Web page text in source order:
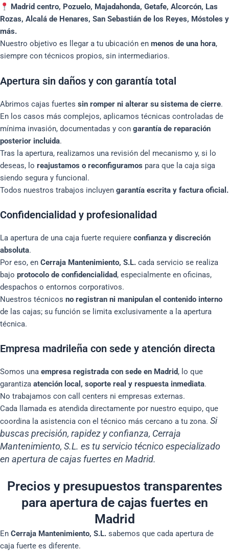
Madrid centro, Pozuelo, Majadahonda, Getafe, Alcorcón, Las
Rozas, Alcalá de Henares, San Sebastián de los Reyes, Móstoles y
más.
Nuestro objetivo es llegar a tu ubicación en menos de una hora,
siempre con técnicos propios, sin intermediarios.
Apertura sin daños y con garantía total
Abrimos cajas fuertes sin romper ni alterar su sistema de cierre.
En los casos más complejos, aplicamos técnicas controladas de
mínima invasión, documentadas y con garantía de reparación
posterior incluida.
Tras la apertura, realizamos una revisión del mecanismo y, si lo
deseas, lo reajustamos o reconfiguramos para que la caja siga
siendo segura y funcional.
Todos nuestros trabajos incluyen garantía escrita y factura oficial.
Confidencialidad y profesionalidad
La apertura de una caja fuerte requiere confianza y discreción
absoluta.
Por eso, en Cerraja Mantenimiento, S.L. cada servicio se realiza
bajo protocolo de confidencialidad, especialmente en oficinas,
despachos o entornos corporativos.
Nuestros técnicos no registran ni manipulan el contenido interno
de las cajas; su función se limita exclusivamente a la apertura
técnica.
Empresa madrileña con sede y atención directa
Somos una empresa registrada con sede en Madrid, lo que
garantiza atención local, soporte real y respuesta inmediata.
No trabajamos con call centers ni empresas externas.
Cada llamada es atendida directamente por nuestro equipo, que
coordina la asistencia con el técnico más cercano a tu zona. Si
buscas precisión, rapidez y confianza, Cerraja
Mantenimiento, S.L. es tu servicio técnico especializado
en apertura de cajas fuertes en Madrid.
Precios y presupuestos transparentes
para apertura de cajas fuertes en
Madrid
En Cerraja Mantenimiento, S.L. sabemos que cada apertura de
caja fuerte es diferente.